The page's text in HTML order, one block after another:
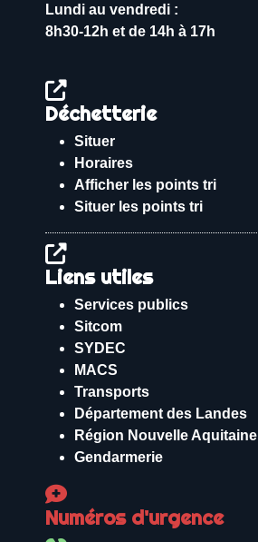
Lundi au vendredi :
8h30-12h et de 14h à 17h
Déchetterie
Situer
Horaires
Afficher les points tri
Situer les points tri
Liens utiles
Services publics
Sitcom
SYDEC
MACS
Transports
Département des Landes
Région Nouvelle Aquitaine
Gendarmerie
Numéros d'urgence